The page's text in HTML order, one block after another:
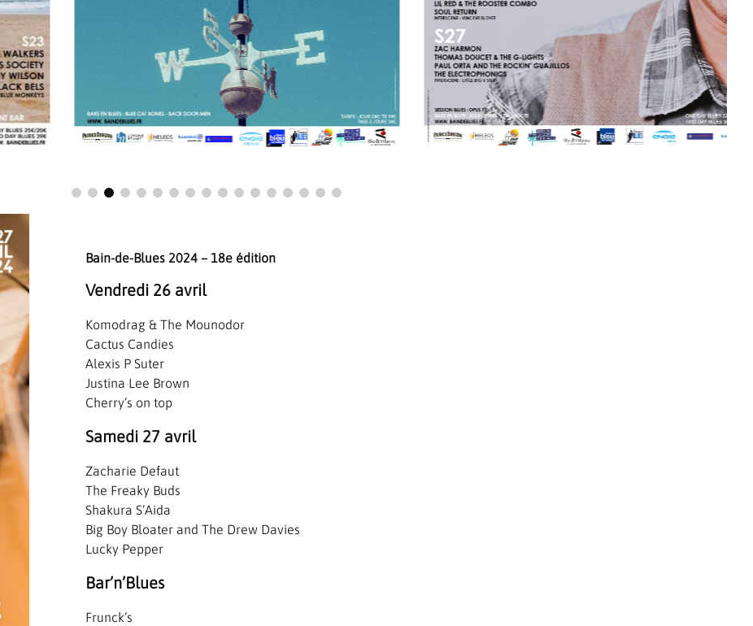
Bain-de-Blues 2024 – 18e édition
Vendredi 26 avril
Komodrag & The Mounodor
Cactus Candies
Alexis P Suter
Justina Lee Brown
Cherry’s on top
Samedi 27 avril
Zacharie Defaut
The Freaky Buds
Shakura S’Aida
Big Boy Bloater and The Drew Davies
Lucky Pepper
Bar’n’Blues
Frunck’s